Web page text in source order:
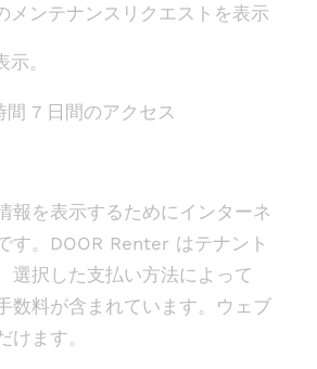
メンテナンスリクエストを表示
。
7 日間のアクセス
報を表示するためにインターネ
す。DOOR Renter はテナント
選択した支払い方法によって
数料が含まれています。ウェブ
けます。